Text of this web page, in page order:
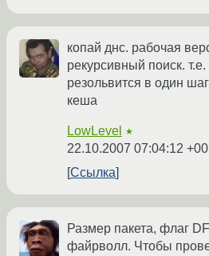
копай днс. рабочая
рекурсивный поиск. т.е.
резольвится в один
кеша
LowLevel ★
22.10.2007 07:04:12
Ссылка
Размер пакета, флаг
файрволл. Чтобы